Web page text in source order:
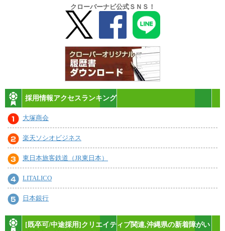
クローバーナビ公式ＳＮＳ！
採用情報アクセスランキング
大塚商会
楽天ソシオビジネス
東日本旅客鉄道（JR東日本）
LITALICO
日本銀行
[既卒可/中途採用]クリエイティブ関連,沖縄県の新着障がい